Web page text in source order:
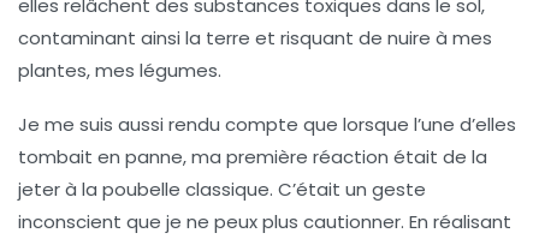
elles relâchent des substances toxiques dans le sol,
contaminant ainsi la terre et risquant de nuire à mes
plantes, mes légumes.
Je me suis aussi rendu compte que lorsque l’une d’elles
tombait en panne, ma première réaction était de la
jeter à la poubelle classique. C’était un geste
inconscient que je ne peux plus cautionner. En réalisant